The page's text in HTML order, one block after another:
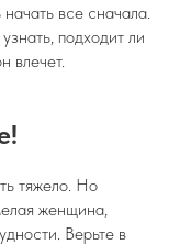
все сначала.
подходит ли
влечет.
тяжело. Но
женщина,
Верьте в